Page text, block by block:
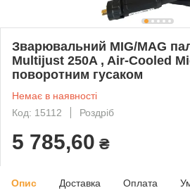
Зварювальний MIG/MAG
Multijust 250A , Air-Cooled
поворотним гусаком
Немає в наявності
Код: 15112
Роздріб
5 785,60 ₴
Опис Доставка Оплата